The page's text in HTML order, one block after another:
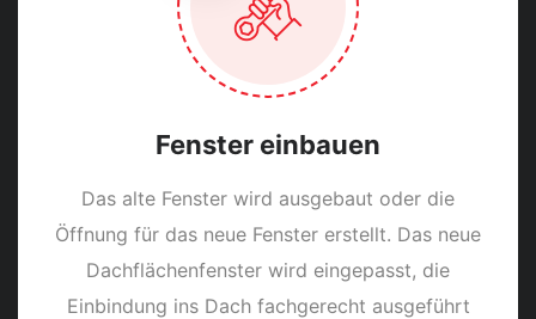
Fenster einbauen
Das alte Fenster wird ausgebaut oder die
Öffnung für das neue Fenster erstellt. Das neue
Dachflächenfenster wird eingepasst, die
Einbindung ins Dach fachgerecht ausgeführt